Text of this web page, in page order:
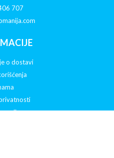
707
o dostavi